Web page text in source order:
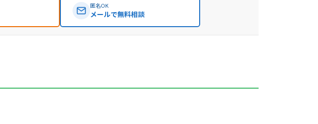
匿名OK
メールで無料相談